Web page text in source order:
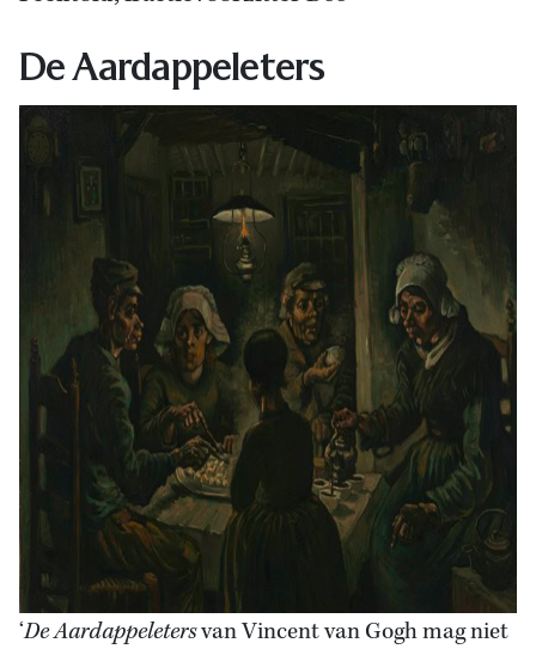
De Aardappeleters
‘De Aardappeletersvan Vincent van Gogh mag niet